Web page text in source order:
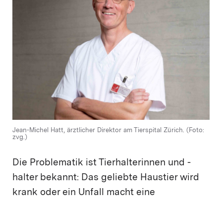
Jean-Michel Hatt, ärztlicher Direktor am Tierspital Zürich. (Foto:
zvg.)
Die Problematik ist Tierhalterinnen und -
halter bekannt: Das geliebte Haustier wird
krank oder ein Unfall macht eine